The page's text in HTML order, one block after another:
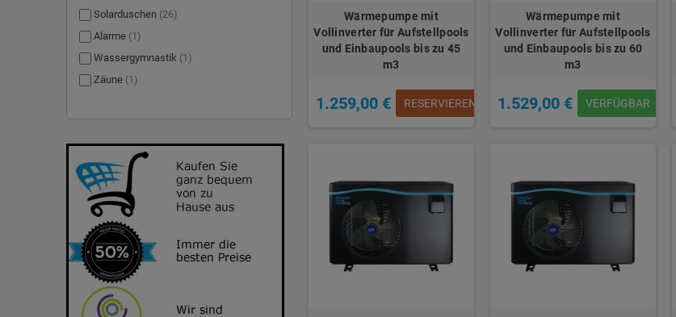
Solarduschen (26)
Alarme (1)
Wassergymnastik (1)
Zäune (1)
Wärmepumpe mit
Vollinverter für Aufstellpools
und Einbaupools bis zu 45
m3
1.259,00 € RESERVIEREN
Wärmepumpe mit
Vollinverter für Aufstellpools
und Einbaupools bis zu 60
m3
1.529,00 € VERFÜGBAR